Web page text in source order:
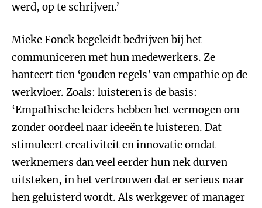
werd, op te schrijven.’
Mieke Fonck begeleidt bedrijven bij het
communiceren met hun medewerkers. Ze
hanteert tien ‘gouden regels’ van empathie op de
werkvloer. Zoals: luisteren is de basis:
‘Empathische leiders hebben het vermogen om
zonder oordeel naar ideeën te luisteren. Dat
stimuleert creativiteit en innovatie omdat
werknemers dan veel eerder hun nek durven
uitsteken, in het vertrouwen dat er serieus naar
hen geluisterd wordt. Als werkgever of manager